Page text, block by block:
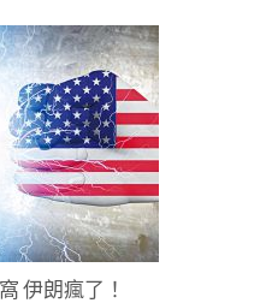
伊朗瘋了！